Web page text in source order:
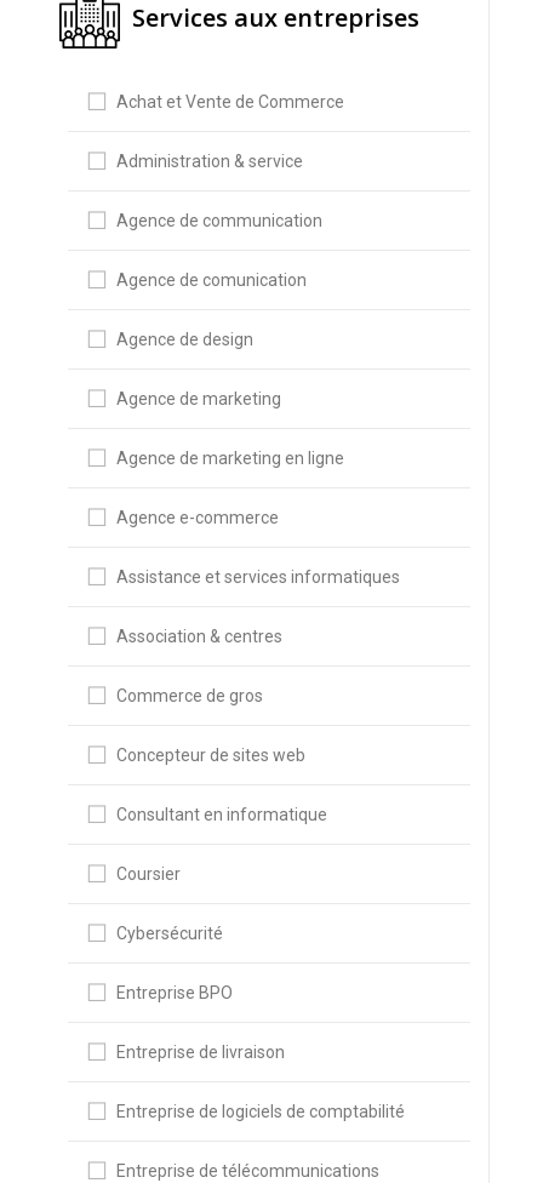
Services aux entreprises
Achat et Vente de Commerce
Administration & service
Agence de communication
Agence de comunication
Agence de design
Agence de marketing
Agence de marketing en ligne
Agence e-commerce
Assistance et services informatiques
Association & centres
Commerce de gros
Concepteur de sites web
Consultant en informatique
Coursier
Cybersécurité
Entreprise BPO
Entreprise de livraison
Entreprise de logiciels de comptabilité
Entreprise de télécommunications